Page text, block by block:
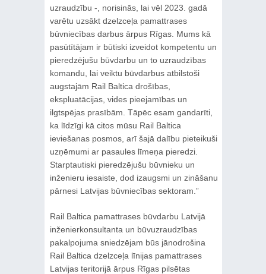
uzraudzību -, norisinās, lai vēl 2023. gadā
varētu uzsākt dzelzceļa pamattrases
būvniecības darbus ārpus Rīgas. Mums kā
pasūtītājam ir būtiski izveidot kompetentu un
pieredzējušu būvdarbu un to uzraudzības
komandu, lai veiktu būvdarbus atbilstoši
augstajām Rail Baltica drošības,
ekspluatācijas, vides pieejamības un
ilgtspējas prasībām. Tāpēc esam gandarīti,
ka līdzīgi kā citos mūsu Rail Baltica
ieviešanas posmos, arī šajā dalību pieteikuši
uzņēmumi ar pasaules līmeņa pieredzi.
Starptautiski pieredzējušu būvnieku un
inženieru iesaiste, dod izaugsmi un zināšanu
pārnesi Latvijas būvniecības sektoram.”
Rail Baltica pamattrases būvdarbu Latvijā
inženierkonsultanta un būvuzraudzības
pakalpojuma sniedzējam būs jānodrošina
Rail Baltica dzelzceļa līnijas pamattrases
Latvijas teritorijā ārpus Rīgas pilsētas